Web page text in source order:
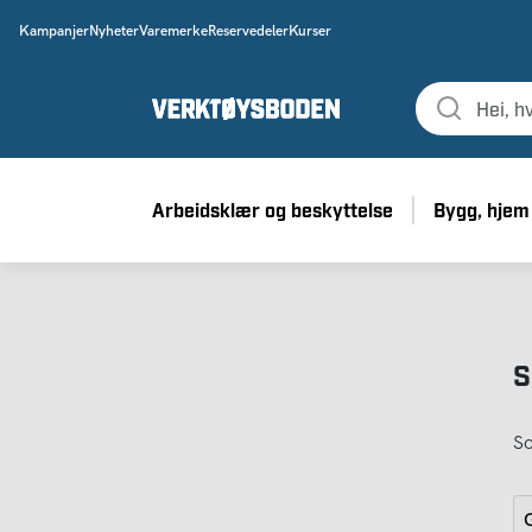
KampanjerNyheterVaremerkeReservedelerKurser
Arbeidsklær og beskyttelse Bygg,